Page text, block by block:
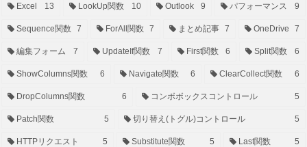
Excel 13 LookUp関数 10 Outlook 9 パフォーマンス 9
Sequence関数 7 ForAll関数 7 まとめ記事 7 OneDrive 7
編集フォーム 7 UpdateIf関数 7 First関数 6 Split関数 6
ShowColumns関数 6 Navigate関数 6 ClearCollect関数 6
DropColumns関数 6 コンボボックスコントロール 5
Patch関数 5 切り替え(トグル)コントロール 5
HTTPリクエスト 5 Substitute関数 5 Last関数 5